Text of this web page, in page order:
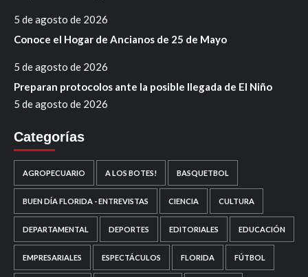
5 de agosto de 2026
Conoce el Hogar de Ancianos de 25 de Mayo
5 de agosto de 2026
Preparan protocolos ante la posible llegada de El Niño
5 de agosto de 2026
Categorías
AGROPECUARIO A LOS BOTES! BASQUETBOL
BUEN DÍA FLORIDA - ENTREVISTAS CIENCIA CULTURA
DEPARTAMENTAL DEPORTES EDITORIALES EDUCACIÓN
EMPRESARIALES ESPECTÁCULOS FLORIDA FÚTBOL